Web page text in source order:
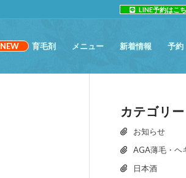
LINE予約はこ
NEW 育毛剤 メニュー 新着情報 予約
カテゴリー
お知らせ
AGA薄毛・ヘ
日本酒